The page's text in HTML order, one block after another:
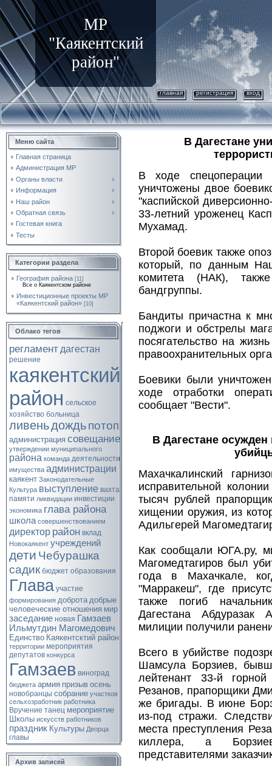
МР
"Каякентский
район"
главная регистрация вход
Меню сайта
Главная страница
Администрация МР
Органы власти
Информация
Наш район
Обратная связь
Гостевая книга
Тесты
Категории раздела
География района [11]
Все о Каякентском районе
Инвестиционные проекты МР
«Каякентский район» [10]
Облако тегов
регламент дагестан
решение
каякентский
район сельское
хозяйство больница
ливеньдождьпотоп
администрация совещание
утверждении муниципального
района команда деятельности
имущества администрации
каякент Законодательные
Культура выступление вахта
памяти ликвидации инвестиции
экономика глава района
школа совершенствованием
директор район вклад
Новокаякент учреждений
дети Чебурашка
садик бюджет образования
Глава участие
формирования доброта добрые
человеческие отношения мир
заседание новая Гамзаев
Ильмутдин Магомедович
Единство Каякентсктий район
территории мероприятия
депутатов конкурса
Гамзаев виноград
бюджета армия призыв осень
новобранцы собрание участков
сельхозработник работника
Вручение танец мероприятие
Школы искусств работников
праздник Культуры Дворца
главы
Архив записей
В Дагестане
В ходе спецоперации
уничтожены двое
"каспийской
33-летний уроженец
Мухамад.
Второй боевик также
который, по данным
комитета (НАК),
бандгруппы.
Бандиты причастна к
поджоги и обстрелы
посягательство на
правоохранительных
Боевики были
ходе отработки
сообщает "Вести".
В Дагестане
Махачкалинский
исправительной
тысяч рублей
хищении оружия, из
Адильгерей
Как сообщали ЮГА.ру,
Магомедтагиров был
года в Махачкале,
"Марракеш", где
также погиб
Дагестана Абдуразак
милиции получили
Всего в убийстве
Шамсула Борзиев,
лейтенант 33-й
Резанов, прапорщики
же бригады. В июне
из-под стражи.
места преступления
киллера, а
представителями